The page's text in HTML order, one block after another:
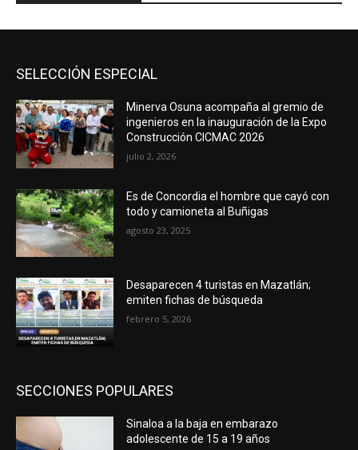
SELECCIÓN ESPECIAL
Minerva Osuna acompaña al gremio de
ingenieros en la inauguración de la Expo
Construcción CICMAC 2026
julio 2, 2026
Es de Concordia el hombre que cayó con
todo y camioneta al Buñigas
agosto 23, 2025
Desaparecen 4 turistas en Mazatlán;
emiten fichas de búsqueda
febrero 5, 2026
SECCIONES POPULARES
Sinaloa a la baja en embarazo
adolescente de 15 a 19 años